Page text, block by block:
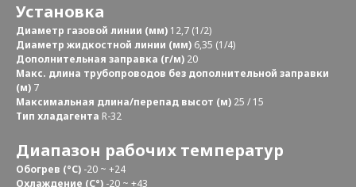
Установка
Диаметр газовой линии (мм) 12,7 (1/2)
Диаметр жидкостной линии (мм) 6,35 (1/4)
Дополнительная заправка (г/м) 20
Макс. длина трубопроводов без дополнительной заправки
(м) 7
Максимальная длина/перепад высот (м) 25 / 15
Тип хладагента R-32
Диапазон рабочих температур
Обогрев (°С) -20 ~ +24
Охлаждение (С°) -20 ~ +43